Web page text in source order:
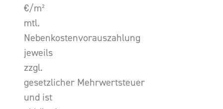
€/m²
mtl.
Nebenkostenvorauszahlung
jeweils
zzgl.
gesetzlicher Mehrwertsteuer
und ist